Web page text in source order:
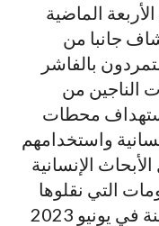
الماضية
جانبا من
بالفاشر
الناجين من
محطات
واستخدامهم
الإنسانية
التي نقلوها
لمجلس الأمن بشأن مذبحة الجنينة في يونيو 2023